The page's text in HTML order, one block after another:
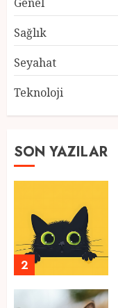
Sağlık
Seyahat
Teknoloji
SON YAZILAR
5
1
2